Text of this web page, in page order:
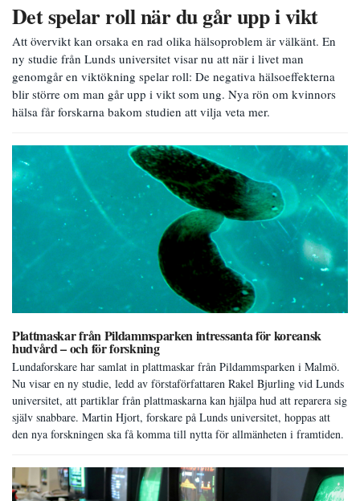
Det spelar roll när du går upp i vikt
Att övervikt kan orsaka en rad olika hälsoproblem är välkänt. En
ny studie från Lunds universitet visar nu att när i livet man
genomgår en viktökning spelar roll: De negativa hälsoeffekterna
blir större om man går upp i vikt som ung. Nya rön om kvinnors
hälsa får forskarna bakom studien att vilja veta mer.
Plattmaskar från Pildammsparken intressanta för koreansk
hudvård – och för forskning
Lundaforskare har samlat in plattmaskar från Pildammsparken i Malmö.
Nu visar en ny studie, ledd av förstaförfattaren Rakel Bjurling vid Lunds
universitet, att partiklar från plattmaskarna kan hjälpa hud att reparera sig
själv snabbare. Martin Hjort, forskare på Lunds universitet, hoppas att
den nya forskningen ska få komma till nytta för allmänheten i framtiden.